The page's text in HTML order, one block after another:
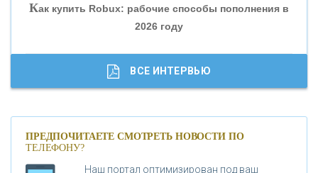
«ГАЗПРОМБАНК»
«МОСКОВСКИЙ КРЕДИТНЫЙ БАНК»
Как купить Robux: рабочие способы пополнения в
2026 году
ВСЕ ИНТЕРВЬЮ
ПРЕДПОЧИТАЕТЕ СМОТРЕТЬ НОВОСТИ ПО
ТЕЛЕФОНУ?
Наш портал оптимизирован под ваш